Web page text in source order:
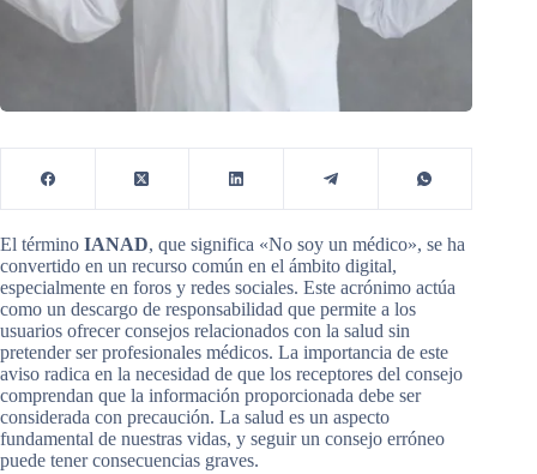
El término IANAD, que significa «No soy un médico», se ha
convertido en un recurso común en el ámbito digital,
especialmente en foros y redes sociales. Este acrónimo actúa
como un descargo de responsabilidad que permite a los
usuarios ofrecer consejos relacionados con la salud sin
pretender ser profesionales médicos. La importancia de este
aviso radica en la necesidad de que los receptores del consejo
comprendan que la información proporcionada debe ser
considerada con precaución. La salud es un aspecto
fundamental de nuestras vidas, y seguir un consejo erróneo
puede tener consecuencias graves.